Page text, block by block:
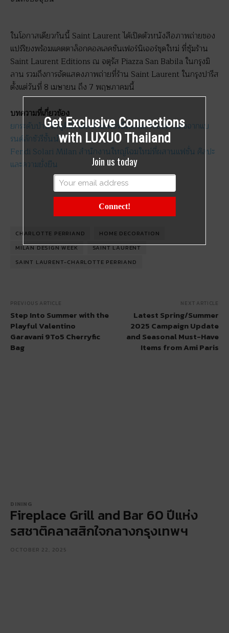
ในโอกาสเดียวกันนี้ Saint Laurent ได้เปิดตัวหนังสือภาพถ่ายของ
แปร์ริยงพร้อมแคตตาล็อกคอลเลคชันเฟอร์นิเจอร์ชุดใหม่ ที่ซุ้มร้าน
Saint Laurent Editions ณ จตุรัส Piazza San Babila ในกรุงมิ
ลาน รวมถึงการจัดแสดงภาพถ่ายที่ร้าน Saint Laurent ในกรุงปารีส
ตั้งแต่วันที่ 8 เมษายน ถึง 7 พฤษภาคมนี้
บทความที่เกี่ยวข้อง
ยกระดับบ้านให้ดูดีมีสไตล์ ด้วยเฟอร์นิเจอร์และของตกแต่งจากแบ
รนด์ลักชัวรีชั้นนำ
Fendi Solari Milan สำนักงานใหญ่โฉมใหม่ที่ผสานแฟชั่น ศิลปะ
และความยั่งยืน
CHARLOTTE PERRIAND
HOME DECORATION
MILAN DESIGN WEEK
SAINT LAURENT
SAINT LAURENT-CHARLOTTE PERRIAND
PREVIOUS ARTICLE
Step Into Summer with the
Playful Valentino
Garavani 9To5 Cherryfic
Bag
NEXT ARTICLE
Latest Spring/Summer
2025 Campaign Update
and Seasonal Must-Have
Items from Ami Paris
DINING
Fireplace Grill and Bar 60 ปีแห่ง
รสชาติคลาสสิกใจกลางกรุงเทพฯ
OCTOBER 22, 2025
Get Exclusive Connections
with LUXUO Thailand
Join us today
Connect!